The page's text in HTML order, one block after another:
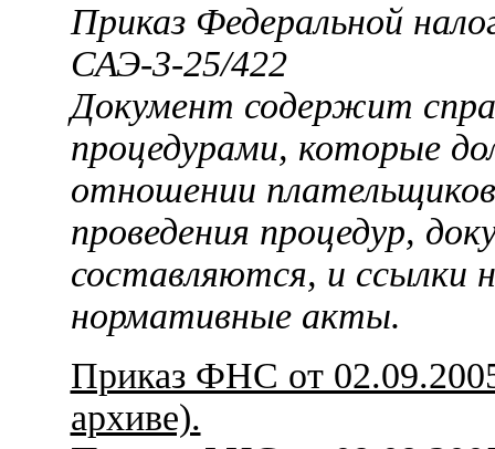
Приказ Федеральной
САЭ-3-25/422
Документ содержит
процедурами, которые
отношении
проведения процедур,
составляются, и ссылки
нормативные акты.
Приказ ФНС от
архиве).